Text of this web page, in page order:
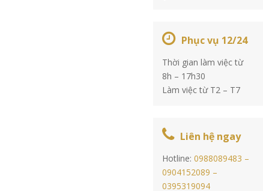
Phục vụ 12/24
Thời gian làm việc từ
8h – 17h30
Làm việc từ T2 – T7
Liên hệ ngay
Hotline:0988089483 –
0904152089 –
0395319094